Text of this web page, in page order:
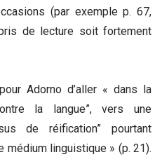
(par exemple p. 67,
de lecture soit fortement
Adorno d’aller « dans la
la langue”, vers une
de réification” pourtant
linguistique » (p. 21).